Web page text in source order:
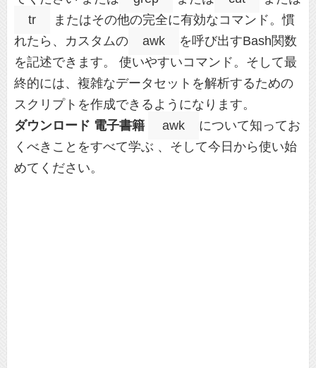
tr
またはその他の完全に有効なコマンド。慣
れたら、カスタムの
awk
を呼び出すBash関数
を記述できます。 使いやすいコマンド。そして最
終的には、複雑なデータセットを解析するための
スクリプトを作成できるようになります。
ダウンロード 電子書籍 awk
について知ってお
くべきことをすべて学ぶ 、そして今日から使い始
めてください。